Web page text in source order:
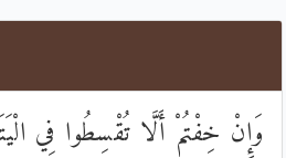
وَإِنْ خِفْتُمْ أَلَّا تُقْسِطُوا فِي